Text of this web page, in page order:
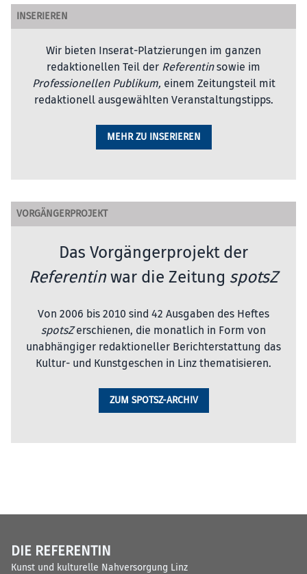
INSERIEREN
Wir bieten Inserat-Platzierungen im ganzen
redaktionellen Teil der Referentinsowie im
Professionellen Publikum, einem Zeitungsteil mit
redaktionell ausgewählten Veranstaltungstipps.
MEHR ZU INSERIEREN
VORGÄNGERPROJEKT
Das Vorgängerprojekt der
Referentinwar die Zeitung spotsZ
Von 2006 bis 2010 sind 42 Ausgaben des Heftes
spotsZerschienen, die monatlich in Form von
unabhängiger redaktioneller Berichterstattung das
Kultur- und Kunstgeschen in Linz thematisieren.
ZUM SPOTSZ-ARCHIV
DIE REFERENTIN
Kunst und kulturelle Nahversorgung Linz